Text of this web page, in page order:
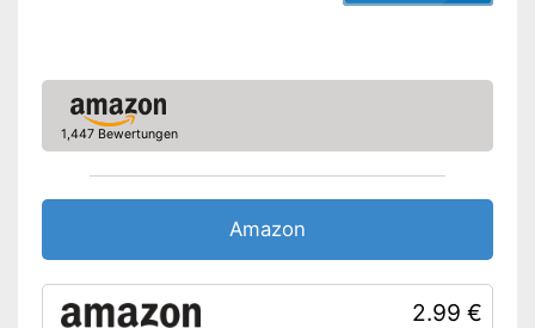
1,447 Bewertungen
Amazon
2.99 €